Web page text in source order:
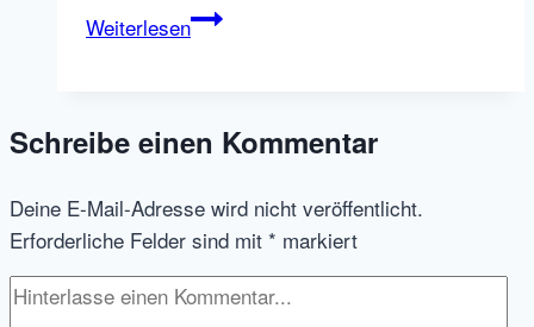
Weiterlesendlvr.it,
Inbound
Marketing:
Präsentation
und
Tutorial
Schreibe einen Kommentar
Deine E-Mail-Adresse wird nicht veröffentlicht.
Erforderliche Felder sind mit * markiert